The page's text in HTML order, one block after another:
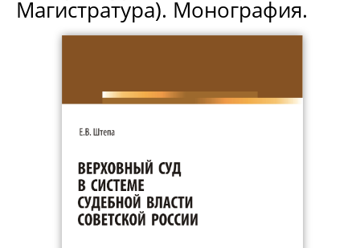
Магистратура). Монография.